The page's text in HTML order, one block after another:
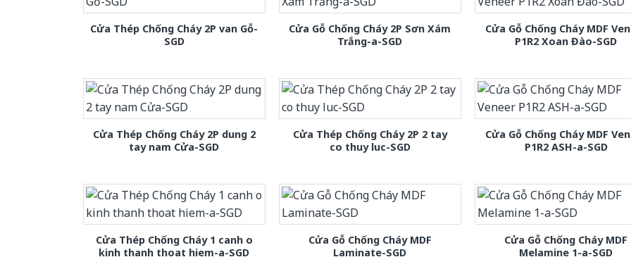
Cửa Thép Chống Cháy 2P van Gỗ-
SGD
Cửa Gỗ Chống Cháy 2P Sơn Xám
Trắng-a-SGD
Cửa Gỗ Chống Cháy MDF
P1R2 Xoan Đào-SGD
Cửa Thép Chống Cháy 2P dung 2
tay nam Cửa-SGD
Cửa Thép Chống Cháy 2P 2 tay
co thuy luc-SGD
Cửa Gỗ Chống Cháy MDF
P1R2 ASH-a-SGD
Cửa Thép Chống Cháy 1 canh o
kinh thanh thoat hiem-a-SGD
Cửa Gỗ Chống Cháy MDF
Laminate-SGD
Cửa Gỗ Chống Cháy MDF
Melamine 1-a-SGD